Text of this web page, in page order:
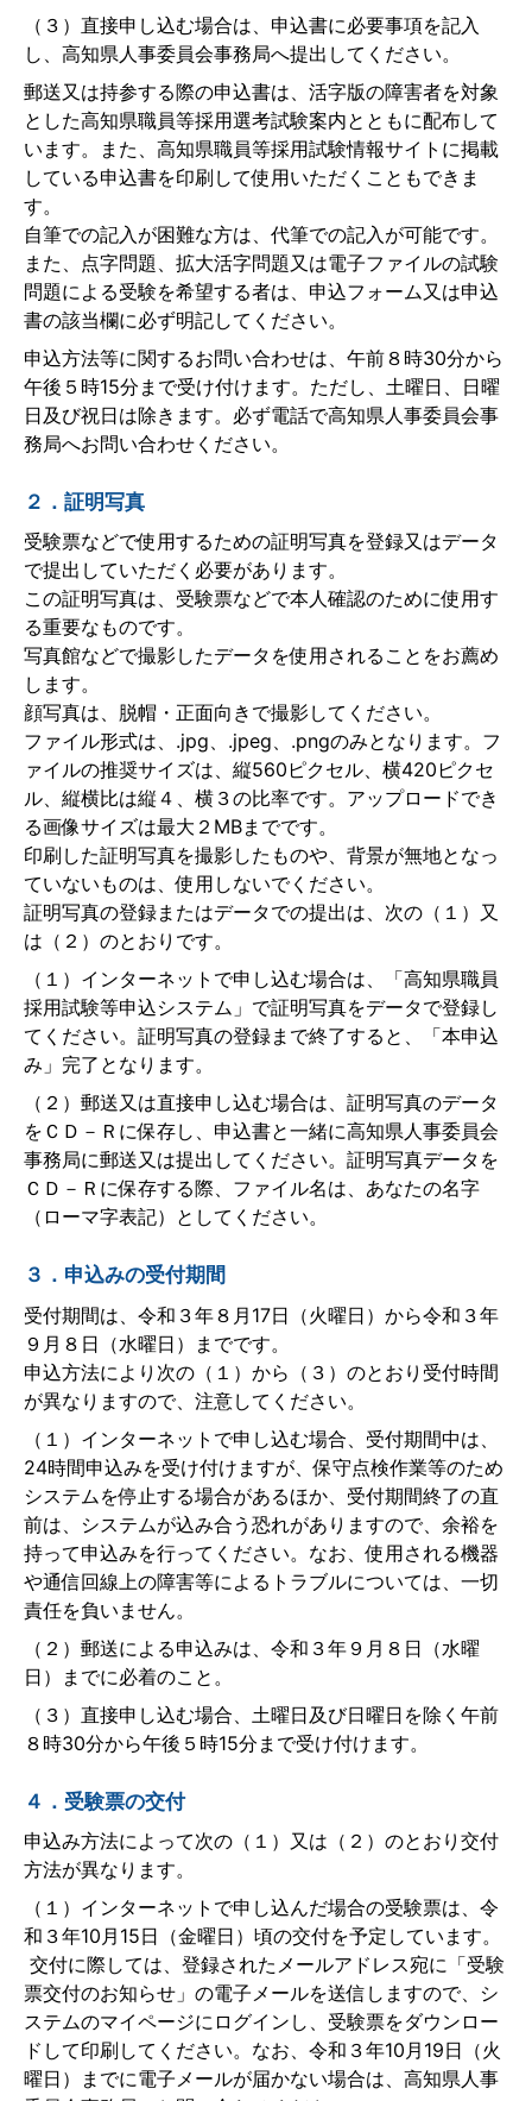
（３）直接申し込む場合は、申込書に必要事項を記入
し、高知県人事委員会事務局へ提出してください。
郵送又は持参する際の申込書は、活字版の障害者を対象
とした高知県職員等採用選考試験案内とともに配布して
います。また、高知県職員等採用試験情報サイトに掲載
している申込書を印刷して使用いただくこともできま
す。
自筆での記入が困難な方は、代筆での記入が可能です。
また、点字問題、拡大活字問題又は電子ファイルの試験
問題による受験を希望する者は、申込フォーム又は申込
書の該当欄に必ず明記してください。
申込方法等に関するお問い合わせは、午前８時30分から
午後５時15分まで受け付けます。ただし、土曜日、日曜
日及び祝日は除きます。必ず電話で高知県人事委員会事
務局へお問い合わせください。
２．証明写真
受験票などで使用するための証明写真を登録又はデータ
で提出していただく必要があります。
この証明写真は、受験票などで本人確認のために使用す
る重要なものです。
写真館などで撮影したデータを使用されることをお薦め
します。
顔写真は、脱帽・正面向きで撮影してください。
ファイル形式は、.jpg、.jpeg、.pngのみとなります。フ
ァイルの推奨サイズは、縦560ピクセル、横420ピクセ
ル、縦横比は縦４、横３の比率です。アップロードでき
る画像サイズは最大２MBまでです。
印刷した証明写真を撮影したものや、背景が無地となっ
ていないものは、使用しないでください。
証明写真の登録またはデータでの提出は、次の（１）又
は（２）のとおりです。
（１）インターネットで申し込む場合は、「高知県職員
採用試験等申込システム」で証明写真をデータで登録し
てください。証明写真の登録まで終了すると、「本申込
み」完了となります。
（２）郵送又は直接申し込む場合は、証明写真のデータ
をＣＤ－Ｒに保存し、申込書と一緒に高知県人事委員会
事務局に郵送又は提出してください。証明写真データを
ＣＤ－Ｒに保存する際、ファイル名は、あなたの名字
（ローマ字表記）としてください。
３．申込みの受付期間
受付期間は、令和３年８月17日（火曜日）から令和３年
９月８日（水曜日）までです。
申込方法により次の（１）から（３）のとおり受付時間
が異なりますので、注意してください。
（１）インターネットで申し込む場合、受付期間中は、
24時間申込みを受け付けますが、保守点検作業等のため
システムを停止する場合があるほか、受付期間終了の直
前は、システムが込み合う恐れがありますので、余裕を
持って申込みを行ってください。なお、使用される機器
や通信回線上の障害等によるトラブルについては、一切
責任を負いません。
（２）郵送による申込みは、令和３年９月８日（水曜
日）までに必着のこと。
（３）直接申し込む場合、土曜日及び日曜日を除く午前
８時30分から午後５時15分まで受け付けます。
４．受験票の交付
申込み方法によって次の（１）又は（２）のとおり交付
方法が異なります。
（１）インターネットで申し込んだ場合の受験票は、令
和３年10月15日（金曜日）頃の交付を予定しています。
交付に際しては、登録されたメールアドレス宛に「受験
票交付のお知らせ」の電子メールを送信しますので、シ
ステムのマイページにログインし、受験票をダウンロー
ドして印刷してください。なお、令和３年10月19日（火
曜日）までに電子メールが届かない場合は、高知県人事